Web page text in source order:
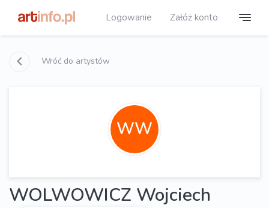
Logowanie Załóż konto
Wróć do artystów
WW
WOLWOWICZ Wojciech